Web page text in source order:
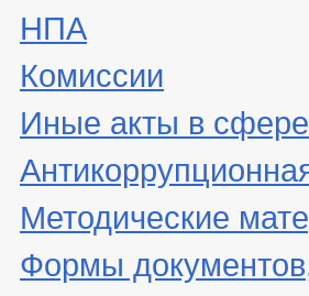
НПА
Комиссии
Иные акты в
Методические
Формы